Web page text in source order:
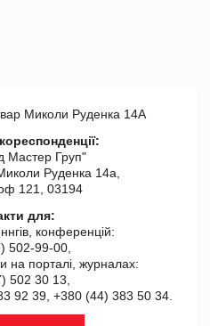
Миколи Руденка 14А
Мастер Груп"
Руденка 14а,
121, 03194
для:
конференцій:
502-99-00,
на порталі, журналах:
502 30 13,
92 39, +380 (44) 383 50 34.